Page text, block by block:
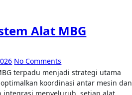
Alat MBG
No Comments
koordinasi antar mesin dan